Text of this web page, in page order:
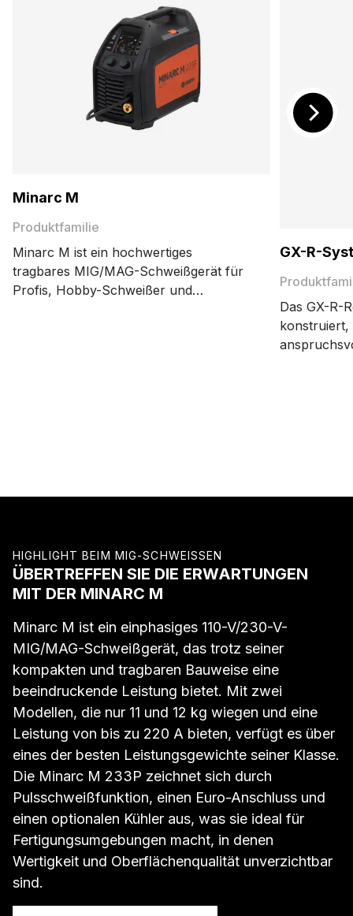
Minarc M
Produktfamilie
Minarc M ist ein hochwertiges
tragbares MIG/MAG-Schweißgerät für
Profis, Hobby-Schweißer und
GX-R-
Das GX-R-
konstruiert,
ÜBERTREFFEN SIE DIE ERWARTUNGEN
MIT DER MINARC M
HIGHLIGHT BEIM MIG-SCHWEISSEN
Minarc M ist ein einphasiges 110-V/230-V-
MIG/MAG-Schweißgerät, das trotz seiner
kompakten und tragbaren Bauweise eine
beeindruckende Leistung bietet. Mit zwei
Modellen, die nur 11 und 12 kg wiegen und eine
Leistung von bis zu 220 A bieten, verfügt es über
eines der besten Leistungsgewichte seiner Klasse.
Die Minarc M 233P zeichnet sich durch
Pulsschweißfunktion, einen Euro-Anschluss und
einen optionalen Kühler aus, was sie ideal für
Fertigungsumgebungen macht, in denen
Wertigkeit und Oberflächenqualität unverzichtbar
sind.